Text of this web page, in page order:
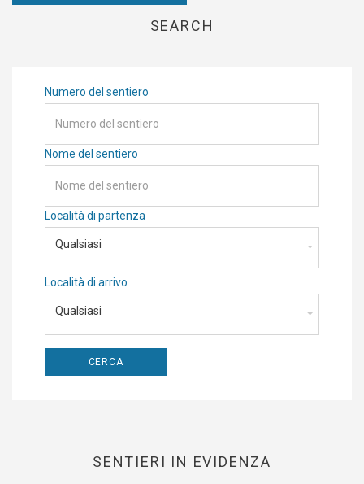
SEARCH
Numero del sentiero
Nome del sentiero
Località di partenza
Qualsiasi
Località di arrivo
Qualsiasi
SENTIERI IN EVIDENZA